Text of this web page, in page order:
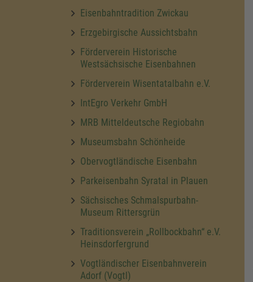
Eisenbahntradition Zwickau
Erzgebirgische Aussichtsbahn
Förderverein Historische
Westsächsische Eisenbahnen
Förderverein Wisentatalbahn e.V.
IntEgro Verkehr GmbH
MRB Mitteldeutsche Regiobahn
Museumsbahn Schönheide
Obervogtländische Eisenbahn
Parkeisenbahn Syratal in Plauen
Sächsisches Schmalspurbahn-
Museum Rittersgrün
Traditionsverein „Rollbockbahn“ e.V.
Heinsdorfergrund
Vogtländischer Eisenbahnverein
Adorf (Vogtl)